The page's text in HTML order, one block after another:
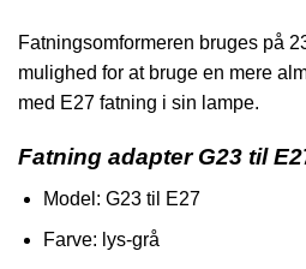
Fatningsomformeren bruges på
mulighed for at bruge en mere
med E27 fatning i sin lampe.
Fatning adapter G23 til
Model: G23 til E27
Farve: lys-grå